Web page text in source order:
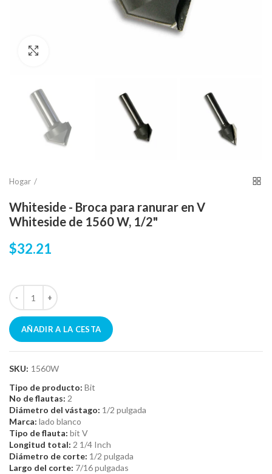
Hogar
Whiteside - Broca para ranurar en V
Whiteside de 1560 W, 1/2"
$32.21
AÑADIR A LA CESTA
SKU: 1560W
Tipo de producto: Bit
No de flautas: 2
Diámetro del vástago: 1/2 pulgada
Marca: lado blanco
Tipo de flauta: bit V
Longitud total: 2 1/4 Inch
Diámetro de corte: 1/2 pulgada
Largo del corte: 7/16 pulgadas